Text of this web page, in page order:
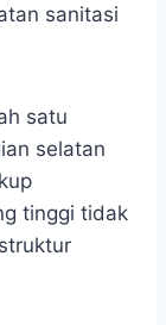
sanitasi
satu
selatan
tinggi tidak